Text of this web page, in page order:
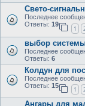
Свето-
Последнее
Ответы: 19
1
выбор
Последнее
Ответы: 6
Колдун для
Последнее
Ответы: 15
1
Ангары для